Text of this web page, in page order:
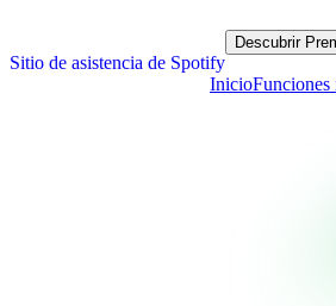
Sitio de asistencia de Spotify
Descubrir
InicioFunciones